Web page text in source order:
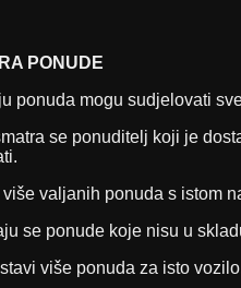
PONUDE
ponuda mogu sudjelovati
se ponuditelj koji je
valjanih ponuda s istom
se ponude koje nisu u
više ponuda za isto